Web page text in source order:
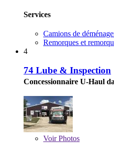
Services
Camions de
Remorques et
4
74 Lube & Inspection
Concessionnaire U-Haul
VoirPhotos